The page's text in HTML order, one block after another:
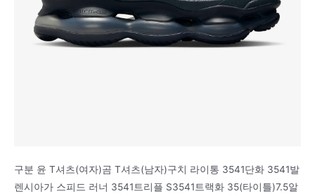
구분 윤 T셔츠(여자)곰 T셔츠(남자)구치 라이통 3541단화 3541발
렌시아가 스피드 러너 3541트리플 S3541트랙화 35(타이틀)7.5알